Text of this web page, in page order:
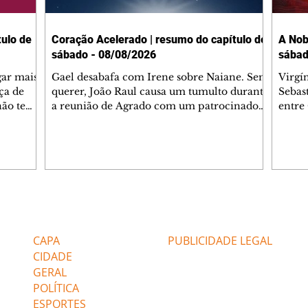
de
mais
de
tem
de
Coração Acelerado | resumo do capítulo de
sábado - 08/08/2026
Gael desabafa com Irene sobre Naiane. Sem
querer, João Raul causa um tumulto durante
a reunião de Agrado com um patrocinador.
termina o relacionamento dos dois.
A
entre
CAPA
CIDADE
GERAL
POLÍTICA
ESPORTES
PUBLICIDADE LEGAL